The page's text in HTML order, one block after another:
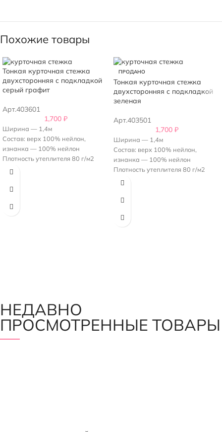
Похожие товары
Тонкая курточная стежка
двухсторонняя с подкладкой
серый графит
Арт.403601
1,700 ₽
Ширина — 1,4м
Состав: верх 100% нейлон,
изнанка — 100% нейлон
Плотность утеплителя 80 г/м2
Рисунок — квадрат 5х5 см
Одна сторона - матовая, другая -
ПРОДАНО
Тонкая курточная стежка
двухсторонняя с подкладкой
зеленая
Арт.403501
1,700 ₽
Ширина — 1,4м
Состав: верх 100% нейлон,
изнанка — 100% нейлон
Плотность утеплителя 80 г/м2
Рисунок — квадрат 5х5 см
зеленый.
глянцевая
НЕДАВНО
ПРОСМОТРЕННЫЕ ТОВАРЫ